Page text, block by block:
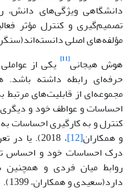
دانشگاهی ویژگی‌های دانش،
تصمیم‌گیری و کنترل مؤثر
مؤلفه‌های اصلی دانسته‌اند(سنگری،
هوش هیجانی[11]
یکی از
حرفه‌ای رابطه داشته
مجموعه‌ای از قابلیت‌های
احساسات و عواطف خود و
کنترل و به کارگیری احساسات
و همکاران[12]
، 2018). یا
درک احساسات خود و احساس
روابط میان فردی و همچنین
دارد(سعیدی و همکاران، 1399).